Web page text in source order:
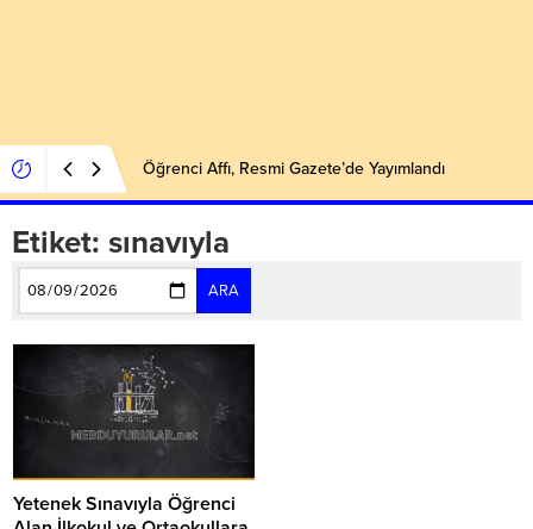
Öğrenci Affı, Resmi Gazete’de Yayımlandı
Etiket: sınavıyla
ARA
Yetenek Sınavıyla Öğrenci